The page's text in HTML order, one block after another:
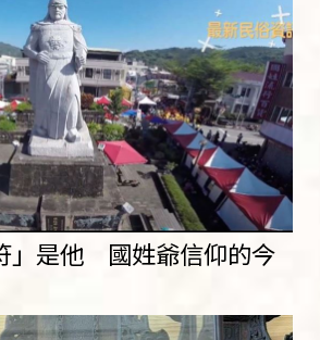
」是他 國姓爺信仰的今